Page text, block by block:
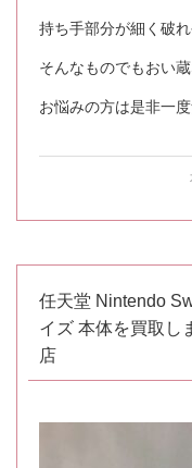
持ち手部分が細く破
そんなものでもおい
お悩みの方は是非一
任天堂 Nintendo
イズ 本体を買取し
店